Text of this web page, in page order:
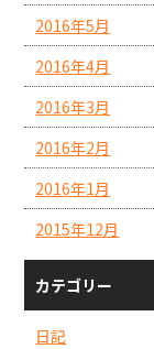
2016年5月
2016年4月
2016年3月
2016年2月
2016年1月
2015年12月
カテゴリー
日記